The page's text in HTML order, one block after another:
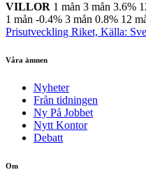
VILLOR 1 mån 3 mån 3.6%
1 mån -0.4% 3 mån 0.8% 12
Prisutveckling Riket, Källa:
Våra ämnen
Nyheter
Från tidningen
Ny På Jobbet
Nytt Kontor
Debatt
Om